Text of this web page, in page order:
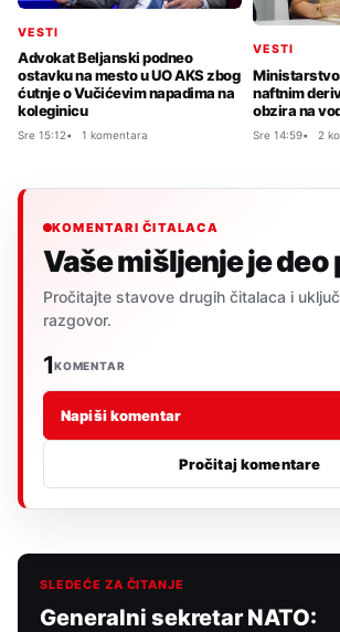
VESTI
Advokat Beljanski podneo
ostavku na mesto u UO AKS zbog
ćutnje o Vučićevim napadima na
koleginicu
Sre 15:12 1 komentara
VESTI
naftnim
obzira na
Sre 14:59 2
KOMENTARI ČITALACA
Vaše mišljenje je deo
Pročitajte stavove drugih čitalaca i
razgovor.
1KOMENTAR
Napiši komentar
Pročitaj komentare
SLEDEĆE ZA ČITANJE
Generalni sekretar NATO: